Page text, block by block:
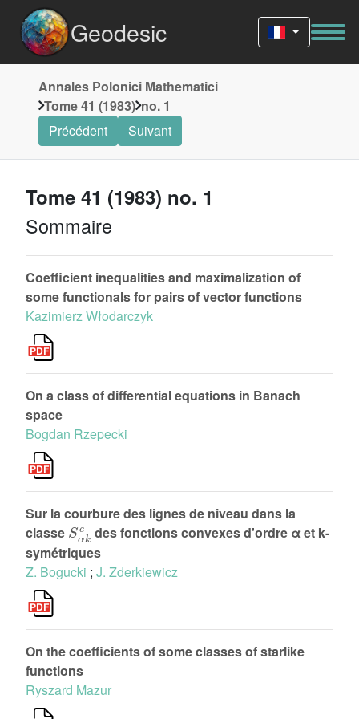
Geodesic
Annales Polonici Mathematici
Tome 41 (1983) no. 1
Précédent
Suivant
Tome 41 (1983) no. 1
Sommaire
Coefficient inequalities and maximalization of
some functionals for pairs of vector functions
Kazimierz Włodarczyk
On a class of differential equations in Banach
space
Bogdan Rzepecki
Sur la courbure des lignes de niveau dans la
classe
Sαkc
des fonctions convexes d'ordre α et k-
symétriques
Z. Bogucki ; J. Zderkiewicz
On the coefficients of some classes of starlike
functions
Ryszard Mazur